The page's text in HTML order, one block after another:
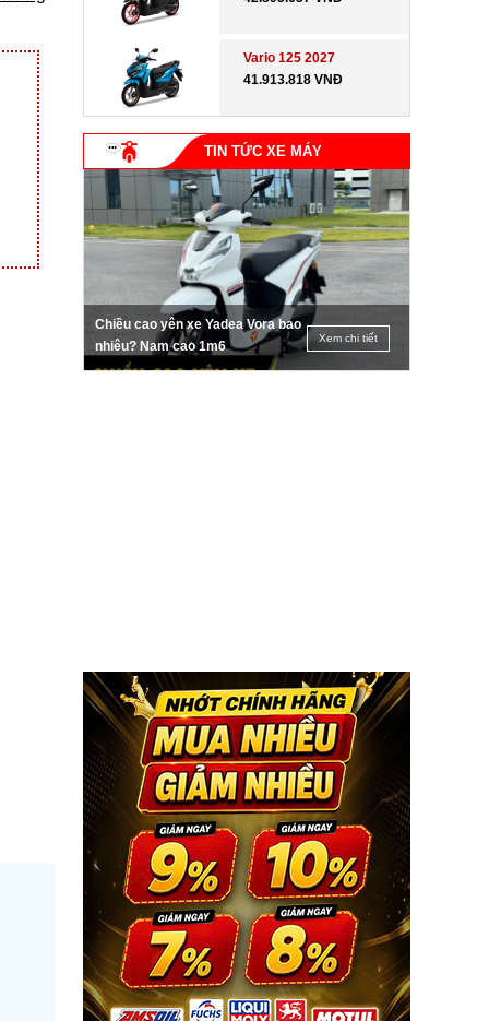
Vario 125 2027
41.913.818 VNĐ
TIN TỨC XE MÁY
Chiều cao yên xe Yadea Vora bao
nhiêu? Nam cao 1m6
Xem chi tiết